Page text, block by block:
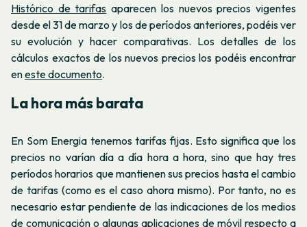
Histórico de tarifas aparecen los nuevos precios vigentes
desde el 31 de marzo y los de períodos anteriores, podéis ver
su evolución y hacer comparativas. Los detalles de los
cálculos exactos de los nuevos precios los podéis encontrar
eneste documento.
La hora más barata
En Som Energia tenemos tarifas fijas. Esto significa que los
precios no varían día a día hora a hora, sino que hay tres
períodos horarios que mantienen sus precios hasta el cambio
de tarifas (como es el caso ahora mismo). Por tanto, no es
necesario estar pendiente de las indicaciones de los medios
de comunicación o algunas aplicaciones de móvil respecto a